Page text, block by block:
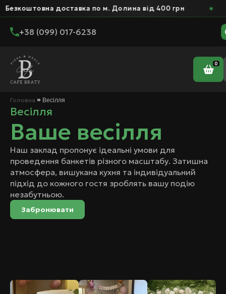
доставка по м. Долина від 400 грн
+38 (099) 017-6238
0
Головна » Весілля
Весілля
Ваше весілля
Наш заклад пропонує ідеальні умови для
проведення банкетів різного масштабу. Затишна
атмосфера, вишукана кухня та індивідуальний
підхід до кожного гостя зроблять вашу подію
незабутньою.
Забронювати